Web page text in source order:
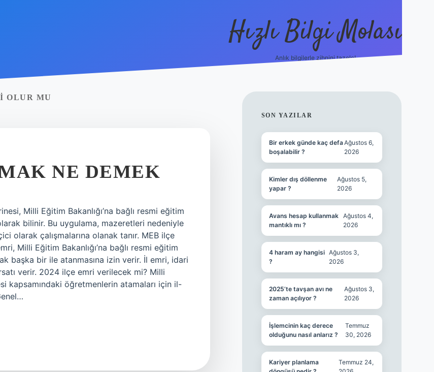
Hızlı Bilgi Molası
Anlık bilgilerle zihnini tazele!
OLUR MU
NE DEMEK
Milli Eğitim Bakanlığı’na bağlı resmi eğitim
bilinir. Bu uygulama, mazeretleri nedeniyle
olarak çalışmalarına olanak tanır. MEB ilçe
Milli Eğitim Bakanlığı’na bağlı resmi eğitim
başka bir ile atanmasına izin verir. İl emri, idari
verir. 2024 ilçe emri verilecek mi? Milli
kapsamındaki öğretmenlerin atamaları için il-
SIDEBAR
SON YAZILAR
Bir erkek günde kaç defa
boşalabilir ?
Ağustos 6,
2026
Kimler dış döllenme
yapar ?
Ağustos 5,
2026
Avans hesap kullanmak
mantıklı mı ?
Ağustos 4,
2026
4 haram ay hangisi
?
Ağustos 3,
2026
2025’te tavşan avı ne
zaman açılıyor ?
Ağustos 3,
2026
İşlemcinin kaç derece
olduğunu nasıl anlarız ?
Temmuz
30, 2026
Kariyer planlama
Temmuz 24,
ilbet mobil giriş